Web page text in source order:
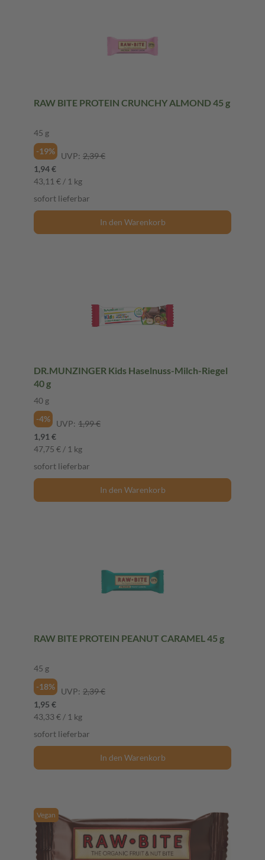
RAW BITE PROTEIN CRUNCHY ALMOND 45 g
45 g
-19%
UVP: 2,39 €
1,94 €
43,11 € / 1 kg
sofort lieferbar
In den Warenkorb
DR.MUNZINGER Kids Haselnuss-Milch-Riegel
40 g
40 g
-4%
UVP: 1,99 €
1,91 €
47,75 € / 1 kg
sofort lieferbar
In den Warenkorb
RAW BITE PROTEIN PEANUT CARAMEL 45 g
45 g
-18%
UVP: 2,39 €
1,95 €
43,33 € / 1 kg
sofort lieferbar
In den Warenkorb
Vegan